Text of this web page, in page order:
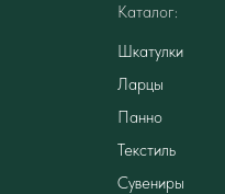
Каталог:
Шкатулки
Ларцы
Панно
Текстиль
Сувениры